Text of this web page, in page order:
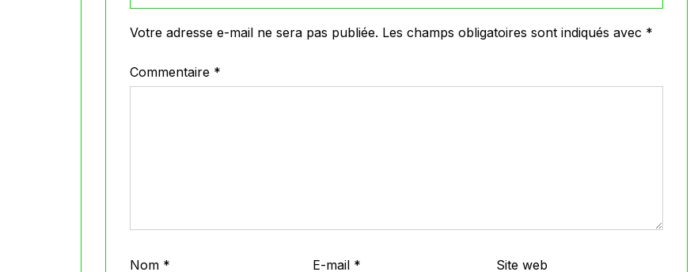
Votre adresse e-mail ne sera pas publiée. Les champs obligatoires sont indiqués avec *
Commentaire *
Nom * E-mail * Site web